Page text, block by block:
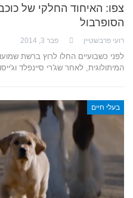
צפו: האיחוד החלקי של
הסופרבול
רועי פרבשטיין פבר 3, 2014
לפני כשבועיים החלו לרוץ ברשת
המיתולוגית, לאחר שג'רי סיינפלד
בעלי חיים